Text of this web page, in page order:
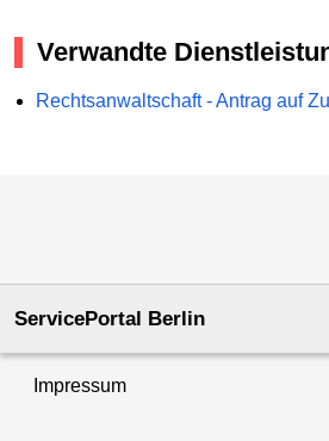
Verwandte
Rechtsanwaltschaft - Antrag auf
ServicePortal Berlin
Impressum